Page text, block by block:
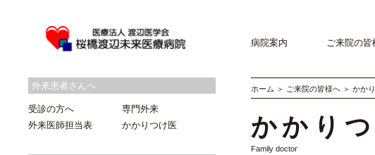
病院案内 ご来院の皆
ホーム ＞ ご来院の皆様へ ＞かか
かかり
Family doctor
外来患者さんへ
受診の方へ
外来医師担当表
専門外来
かかりつけ医